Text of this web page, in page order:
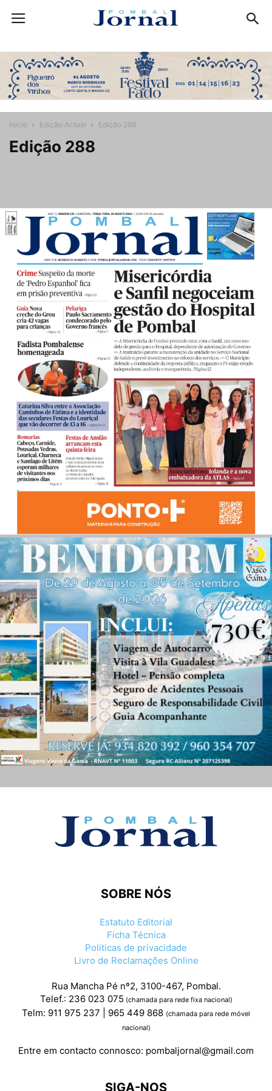
Início Edição Actual Edição 288
Edição 288
SOBRE NÓS
Estatuto Editorial
Ficha Técnica
Políticas de privacidade
Livro de Reclamações Online
Rua Mancha Pé nº2, 3100-467, Pombal.
Telef.: 236 023 075 (chamada para rede fixa nacional)
Telm: 911 975 237 | 965 449 868 (chamada para rede móvel
nacional)
Entre em contacto connosco: pombaljornal@gmail.com
SIGA-NOS